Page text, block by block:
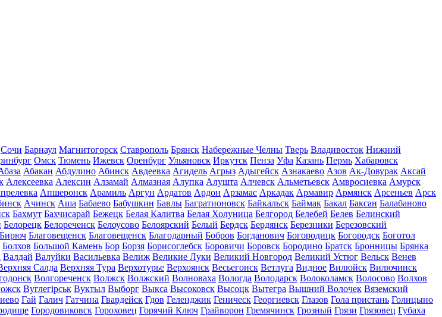
Сочи Барнаул Магнитогорск Ставрополь Брянск Набережные Челны Тверь Владивосток Нижний
Омск Тюмень Ижевск Оренбург Ульяновск Иркутск Пенза Уфа Казань Пермь Хабаровск
Абакан Абдулино Абинск Авдеевка Агидель Агрыз Адыгейск Азнакаево Азов Ак-Довурак Аксай
Алексеевка Алексин Алзамай Алмазная Алупка Алушта Алчевск Альметьевск Амвросиевка Амурск
Апшеронск Арамиль Аргун Ардатов Ардон Арзамас Аркадак Армавир Армянск Арсеньев Арск
Ачинск Аша Бабаево Бабушкин Бавлы Багратионовск Байкальск Баймак Бакал Баксан Балабаново
Бахмут Бахчисарай Бежецк Белая Калитва Белая Холуница Белгород Белебей Белев Белинский
Белорецк Белореченск Белоусово Белоярский Белый Бердск Бердянск Березники Березовский
Бирюч Благовещенск Благовещенск Благодарный Бобров Богданович Богородицк Богородск Боготол
Болхов Большой Камень Бор Борзя Борисоглебск Боровичи Боровск Бородино Братск Бронницы Брянка
Валдай Валуйки Васильевка Велиж Великие Луки Великий Новгород Великий Устюг Вельск Венев
Салда Верхняя Тура Верхотурье Верхоянск Весьегонск Ветлуга Видное Вилюйск Вилючинск
Волгореченск Волжск Волжский Волноваха Вологда Володарск Волоколамск Волосово Волхов
Вуглегірськ Вуктыл Выборг Выкса Высоковск Высоцк Вытегра Вышний Волочек Вяземский
Гай Галич Гатчина Гвардейск Гдов Геленджик Геническ Георгиевск Глазов Гола пристань Голицыно
Городовиковск Гороховец Горячий Ключ Грайворон Гремячинск Грозный Грязи Грязовец Губаха